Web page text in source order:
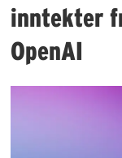
inntekter
OpenAI